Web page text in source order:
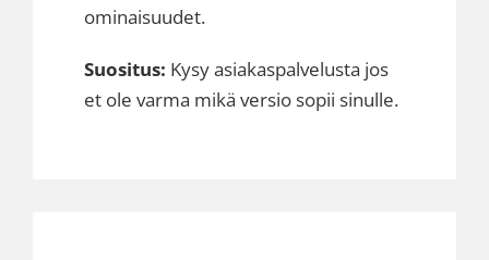
ominaisuudet.
Suositus: Kysy asiakaspalvelusta jos
et ole varma mikä versio sopii sinulle.